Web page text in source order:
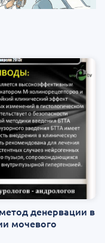
денервации в
мочевого